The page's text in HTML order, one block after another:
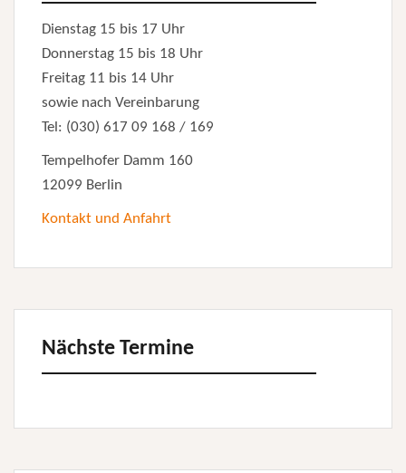
Dienstag 15 bis 17 Uhr
Donnerstag 15 bis 18 Uhr
Freitag 11 bis 14 Uhr
sowie nach Vereinbarung
Tel: (030) 617 09 168 / 169
Tempelhofer Damm 160
12099 Berlin
Kontakt und Anfahrt
Nächste Termine